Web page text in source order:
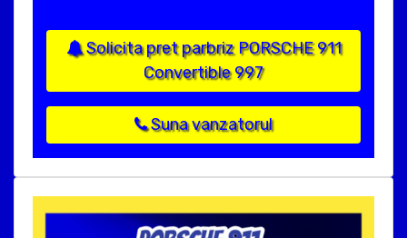
Solicita pret parbriz PORSCHE 911
Convertible 997
Suna vanzatorul